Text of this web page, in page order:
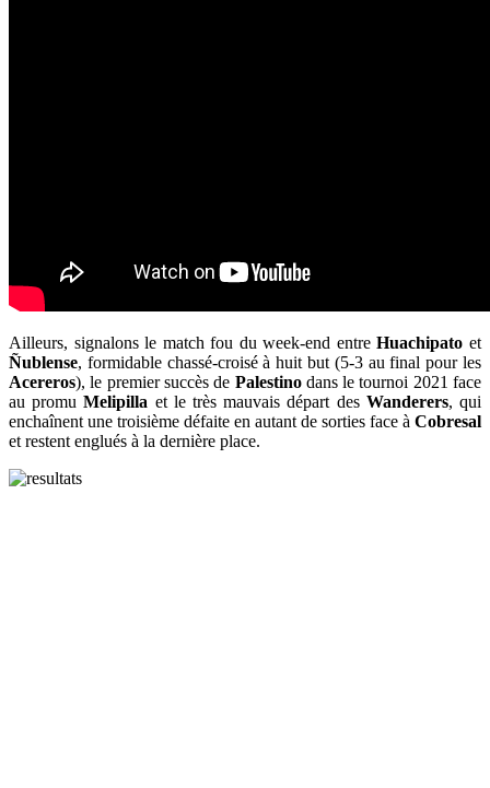
Ailleurs, signalons le match fou du week-end entreHuachipato et
Ñublense, formidable chassé-croisé à huit but (5-3 au final pour les
Acereros), le premier succès de Palestinodans le tournoi 2021 face
au promuMelipilla et le très mauvais départ des Wanderers, qui
enchaînent une troisième défaite en autant de sorties face à Cobresal
et restent englués à la dernière place.